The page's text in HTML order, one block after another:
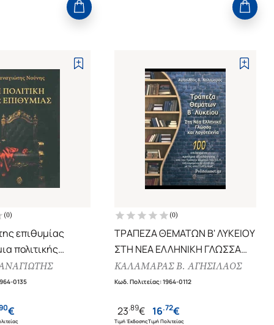
(0)
επιθυμίας
πολιτικής
πολιτικής
0135
€
(0)
ΤΡΑΠΕΖΑ ΘΕΜΑΤΩΝ Β' ΛΥΚΕΙΟΥ
ΣΤΗ ΝΕΑ ΕΛΛΗΝΙΚΗ ΓΛΩΣΣΑ
ΚΑΙ ΛΟΓΟΤΕΧΝΙΑ
100 ΕΠΙΛΕΓΜΕΝΑ ΚΡΙΤΗΡΙΑ
ΚΑΛΑΜΑΡΑΣ Β. ΑΓΗΣΙΛΑΟΣ
Κωδ. Πολιτείας:1964-0112
23.89€
Τιμή Έκδοσης
16.72€
Τιμή Πολιτείας